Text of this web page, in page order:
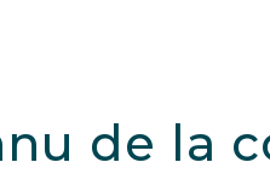
de la